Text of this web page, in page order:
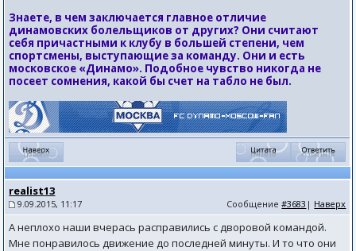
Знаете, в чем заключается главное отличие
динамовских болельщиков от других? Они считают
себя причастными к клубу в большей степени, чем
спортсмены, выступающие за команду. Они и есть
московское «Динамо». Подобное чувство никогда не
посеет сомнения, какой бы счет на табло не был.
realist13
9.09.2015, 11:17 Сообщение#3683 | Наверх
А неплохо наши вчерась расправились с дворовой командой.
Мне понравилось движение до последней минуты. И то что они